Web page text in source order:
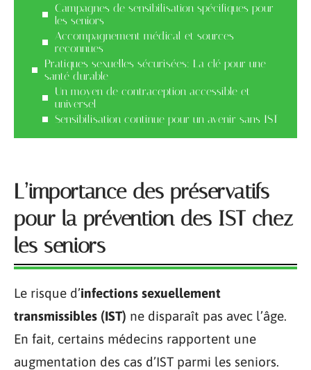
Campagnes de sensibilisation spécifiques pour
les seniors
Accompagnement médical et sources
reconnues
Pratiques sexuelles sécurisées: La clé pour une
santé durable
Un moyen de contraception accessible et
universel
Sensibilisation continue pour un avenir sans IST
L’importance des préservatifs
pour la prévention des IST chez
les seniors
Le risque d’infections sexuellement
transmissibles (IST) ne disparaît pas avec l’âge.
En fait, certains médecins rapportent une
augmentation des cas d’IST parmi les seniors.